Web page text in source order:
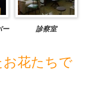
ー 診察室
花たちで